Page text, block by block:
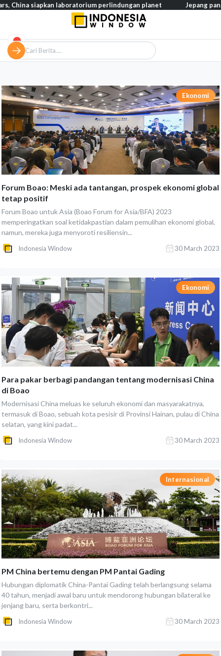
Ekonomi
Forum Boao: Meski ada tantangan, prospek ekonomi global
tetap positif
Forum Boao untuk Asia (Boao Forum for Asia/BFA) 2023
memperingatkan soal ketidakpastian dalam pemulihan ekonomi global,
namun, mereka juga menyoroti resiliensin...
Indonesia Window 30 March 2023
Ekonomi
Para pakar berbagi pandangan tentang modernisasi China
di Boao
Modernisasi China meluas ke seluruh ekonomi dan masyarakatnya,
termasuk di Boao, sebuah kota pesisir di Provinsi Hainan, pulau di China
selatan, yang kini padat...
Indonesia Window 30 March 2023
Internasional
PM China bertemu dengan PM Pantai Gading
Hubungan diplomatik China-Pantai Gading telah berlangsung selama
40 tahun, menjadi awal baru untuk mendorong hubungan bilateral ke
jenjang baru, serta berkontri...
Indonesia Window 30 March 2023
siapkan laboratorium perlindungan planet Jepang